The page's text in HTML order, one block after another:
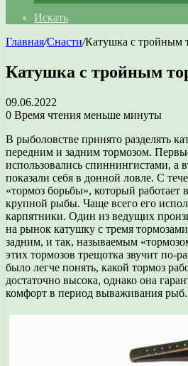
Искать
Главная/Снасти/Катушка с тройным
Катушка с тройным
09.06.2022
0 Время чтения меньше минуты
В рыболовстве принято разделять
передним и задним тормозом.
использовались спиннингистами, а
показали себя в донной ловле. С
«тормоз борьбы», который
крупной рыбы. Чаще всего его
карпятники. Один из ведущих
на рынок катушку с тремя
задним, и так, называемым
этих тормозов трещотка звучит по-
было легче понять, какой тормоз
достаточно высока, однако она
комфорт в период вываживания рыб.